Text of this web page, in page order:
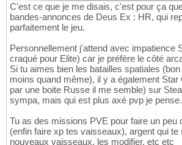
C'est ce que je me disais, c'est pour ça
bandes-annonces de Deus Ex : HR, qui
parfaitement le jeu.
Personnellement j'attend avec impatience
craqué pour Elite) car je préfère le côté
Si tu aimes bien les batailles spatiales
moins quand même), il y a également Star
par une boite Russe il me semble) sur
sympa, mais qui est plus axé pvp je pense.
Tu as des missions PVE pour faire un peu
(enfin faire xp tes vaisseaux), argent qui te
nouveaux vaisseaux, les modifier, etc etc